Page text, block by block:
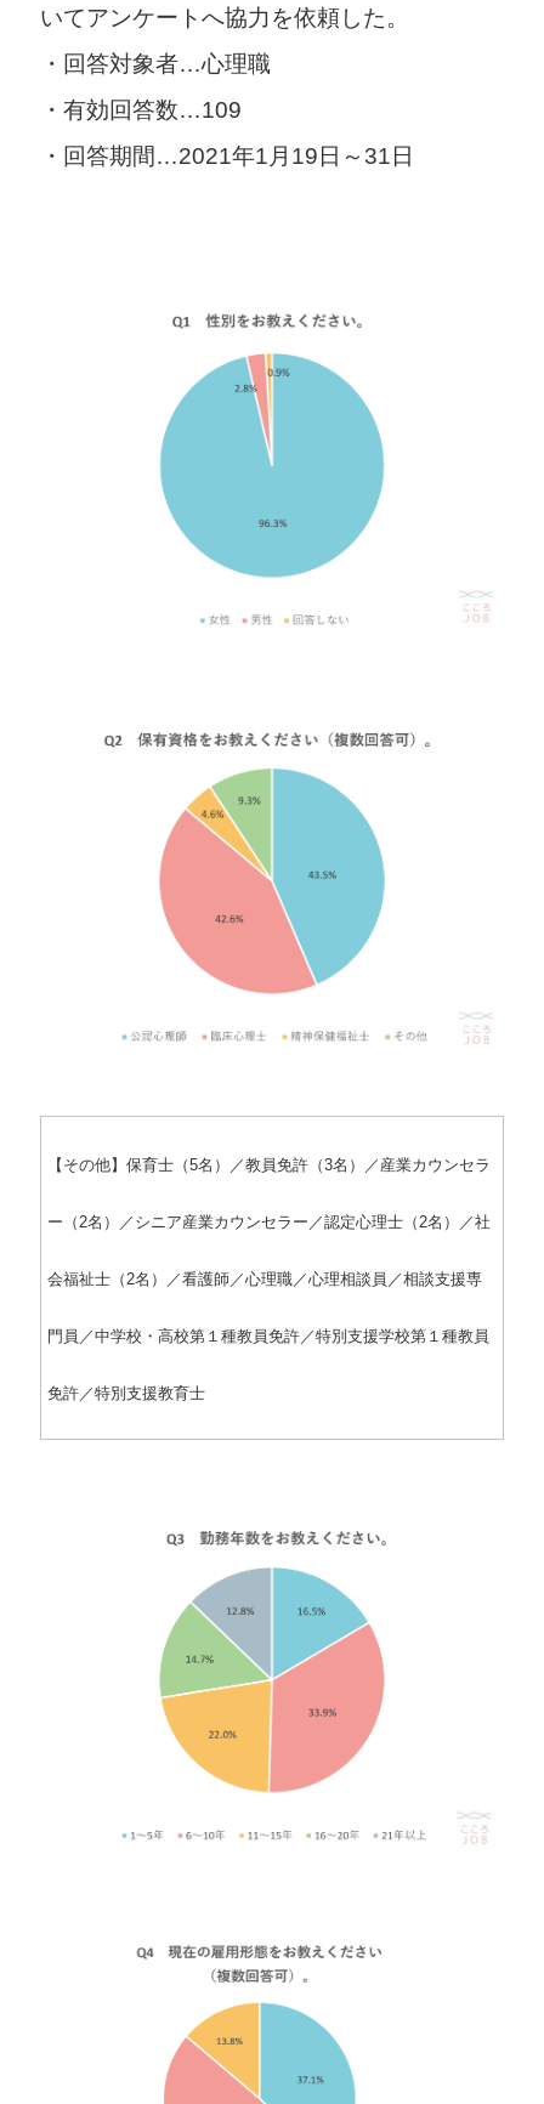
いてアンケートへ協力を依頼した。
・回答対象者…心理職
・有効回答数…109
・回答期間…2021年1月19日～31日
【その他】保育士（5名）／教員免許（3名）／産業カウンセラ
ー（2名）／シニア産業カウンセラー／認定心理士（2名）／社
会福祉士（2名）／看護師／心理職／心理相談員／相談支援専
門員／中学校・高校第１種教員免許／特別支援学校第１種教員
免許／特別支援教育士